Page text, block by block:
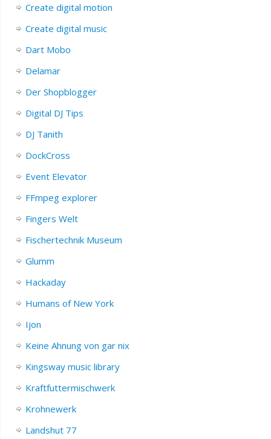
Create digital motion
Create digital music
Dart Mobo
Delamar
Der Shopblogger
Digital DJ Tips
DJ Tanith
DockCross
Event Elevator
FFmpeg explorer
Fingers Welt
Fischertechnik Museum
Glumm
Hackaday
Humans of New York
Ijon
Keine Ahnung von gar nix
Kingsway music library
Kraftfuttermischwerk
Krohnewerk
Landshut 77